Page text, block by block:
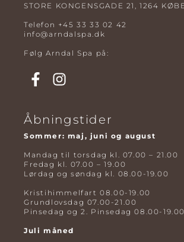
STORE KONGENSGADE 21, 1264
Telefon +45 33 33 02 42
info@arndalspa.dk
Følg Arndal Spa på:
Åbningstider
Sommer: maj, juni og august
Mandag til torsdag kl. 07.00 – 21.00
Fredag kl. 07.00 – 19.00
Lørdag og søndag kl. 08.00-19.00
Kristihimmelfart 08.00-19.00
Grundlovsdag 07.00-21.00
Pinsedag og 2. Pinsedag 08.00-19.00
Juli måned